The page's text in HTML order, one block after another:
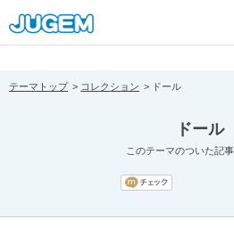
[pear_error: message="Success"
prefix="" info=""]
テーマトップ コレクション ドール
ドール
このテーマのついた記